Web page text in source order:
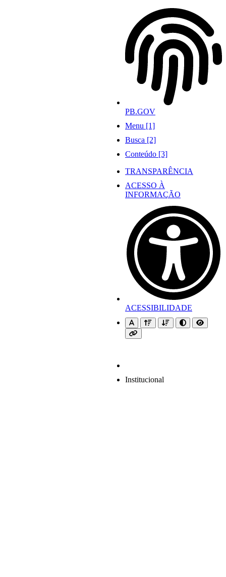
PB.GOV
Menu [1]
Busca [2]
Conteúdo [3]
TRANSPARÊNCIA
ACESSO À
INFORMAÇÃO
ACESSIBILIDADE
Institucional